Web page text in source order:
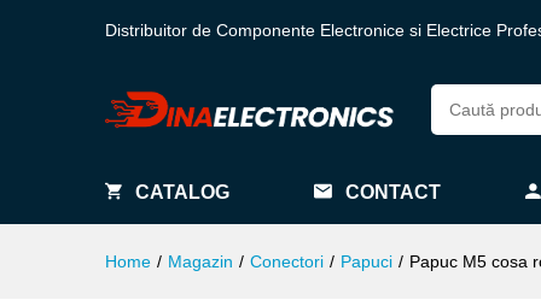
Distribuitor de Componente Electronice si Electrice
CATALOG CONTACT
Home / Magazin / Conectori / Papuci / Papuc M5 cosa